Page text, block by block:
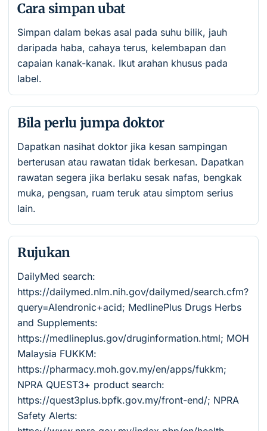
Cara simpan ubat
Simpan dalam bekas asal pada suhu bilik, jauh
daripada haba, cahaya terus, kelembapan dan
capaian kanak-kanak. Ikut arahan khusus pada
label.
Bila perlu jumpa doktor
Dapatkan nasihat doktor jika kesan sampingan
berterusan atau rawatan tidak berkesan. Dapatkan
rawatan segera jika berlaku sesak nafas, bengkak
muka, pengsan, ruam teruk atau simptom serius
lain.
Rujukan
DailyMed search:
https://dailymed.nlm.nih.gov/dailymed/search.cfm?
query=Alendronic+acid; MedlinePlus Drugs Herbs
and Supplements:
https://medlineplus.gov/druginformation.html; MOH
Malaysia FUKKM:
https://pharmacy.moh.gov.my/en/apps/fukkm;
NPRA QUEST3+ product search:
https://quest3plus.bpfk.gov.my/front-end/; NPRA
Safety Alerts: